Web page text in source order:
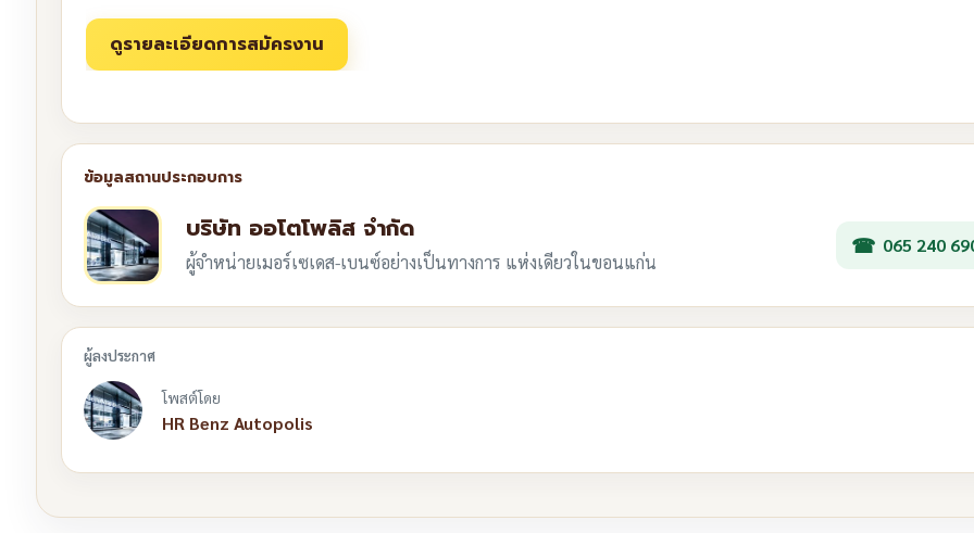
บริษัท ออโตโพลิส จำกัด
ผู้จำหน่ายเมอร์เซเดส-เบนซ์อย่างเป็นทางการ แห่งเดียวในขอนแก่น
065 240
โพสต์โดย
HR Benz Autopolis